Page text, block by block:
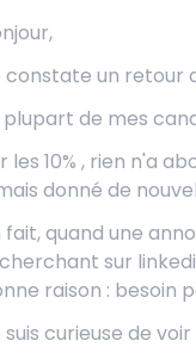
constate un retour
plupart de mes
les 10% , rien n'a
donné de
fait, quand une
sur
raison : besoin
suis curieuse de